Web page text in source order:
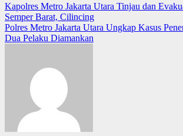
Post
navigation
Kapolres Metro Jakarta Utara Tinjau dan
Semper Barat, Cilincing
Polres Metro Jakarta Utara Ungkap Kasus
Dua Pelaku Diamankan